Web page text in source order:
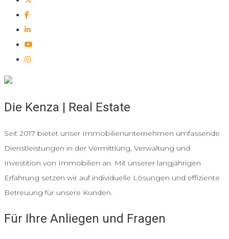
Die Kenza | Real Estate
Seit 2017 bietet unser Immobilienunternehmen umfassende
Dienstleistungen in der Vermittlung, Verwaltung und
Investition von Immobilien an. Mit unserer langjährigen
Erfahrung setzen wir auf individuelle Lösungen und effiziente
Betreuung für unsere Kunden.
Für Ihre Anliegen und Fragen